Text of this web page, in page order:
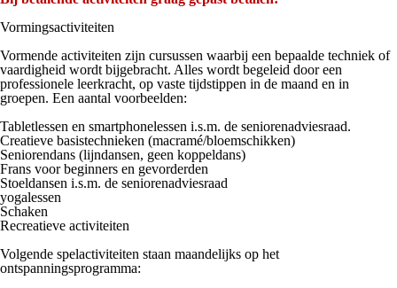
Vormingsactiviteiten
Vormende activiteiten zijn cursussen waarbij een bepaalde techniek of
vaardigheid wordt bijgebracht. Alles wordt begeleid door een
professionele leerkracht, op vaste tijdstippen in de maand en in
groepen. Een aantal voorbeelden:
Tabletlessen en smartphonelessen i.s.m. de seniorenadviesraad.
Creatieve basistechnieken (macramé/bloemschikken)
Seniorendans (lijndansen, geen koppeldans)
Frans voor beginners en gevorderden
Stoeldansen i.s.m. de seniorenadviesraad
yogalessen
Schaken
Recreatieve activiteiten
Volgende spelactiviteiten staan maandelijks op het
ontspanningsprogramma: